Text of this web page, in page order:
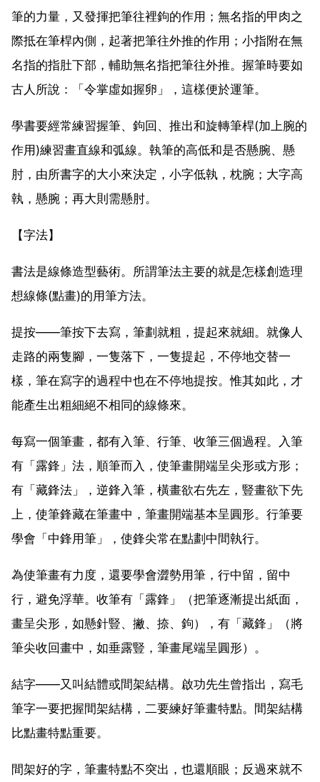
筆的力量，又發揮把筆往裡鉤的作用；無名指的甲肉之
際抵在筆桿內側，起著把筆往外推的作用；小指附在無
名指的指肚下部，輔助無名指把筆往外推。握筆時要如
古人所說：「令掌虛如握卵」，這樣便於運筆。
學書要經常練習握筆、鉤回、推出和旋轉筆桿(加上腕的
作用)練習畫直線和弧線。執筆的高低和是否懸腕、懸
肘，由所書字的大小來決定，小字低執，枕腕；大字高
執，懸腕；再大則需懸肘。
【字法】
書法是線條造型藝術。所謂筆法主要的就是怎樣創造理
想線條(點畫)的用筆方法。
提按——筆按下去寫，筆劃就粗，提起來就細。就像人
走路的兩隻腳，一隻落下，一隻提起，不停地交替一
樣，筆在寫字的過程中也在不停地提按。惟其如此，才
能產生出粗細絕不相同的線條來。
每寫一個筆畫，都有入筆、行筆、收筆三個過程。入筆
有「露鋒」法，順筆而入，使筆畫開端呈尖形或方形；
有「藏鋒法」，逆鋒入筆，橫畫欲右先左，豎畫欲下先
上，使筆鋒藏在筆畫中，筆畫開端基本呈圓形。行筆要
學會「中鋒用筆」，使鋒尖常在點劃中間執行。
為使筆畫有力度，還要學會澀勢用筆，行中留，留中
行，避免浮華。收筆有「露鋒」（把筆逐漸提出紙面，
畫呈尖形，如懸針豎、撇、捺、鉤），有「藏鋒」（將
筆尖收回畫中，如垂露豎，筆畫尾端呈圓形）。
結字——又叫結體或間架結構。啟功先生曾指出，寫毛
筆字一要把握間架結構，二要練好筆畫特點。間架結構
比點畫特點重要。
間架好的字，筆畫特點不突出，也還順眼；反過來就不